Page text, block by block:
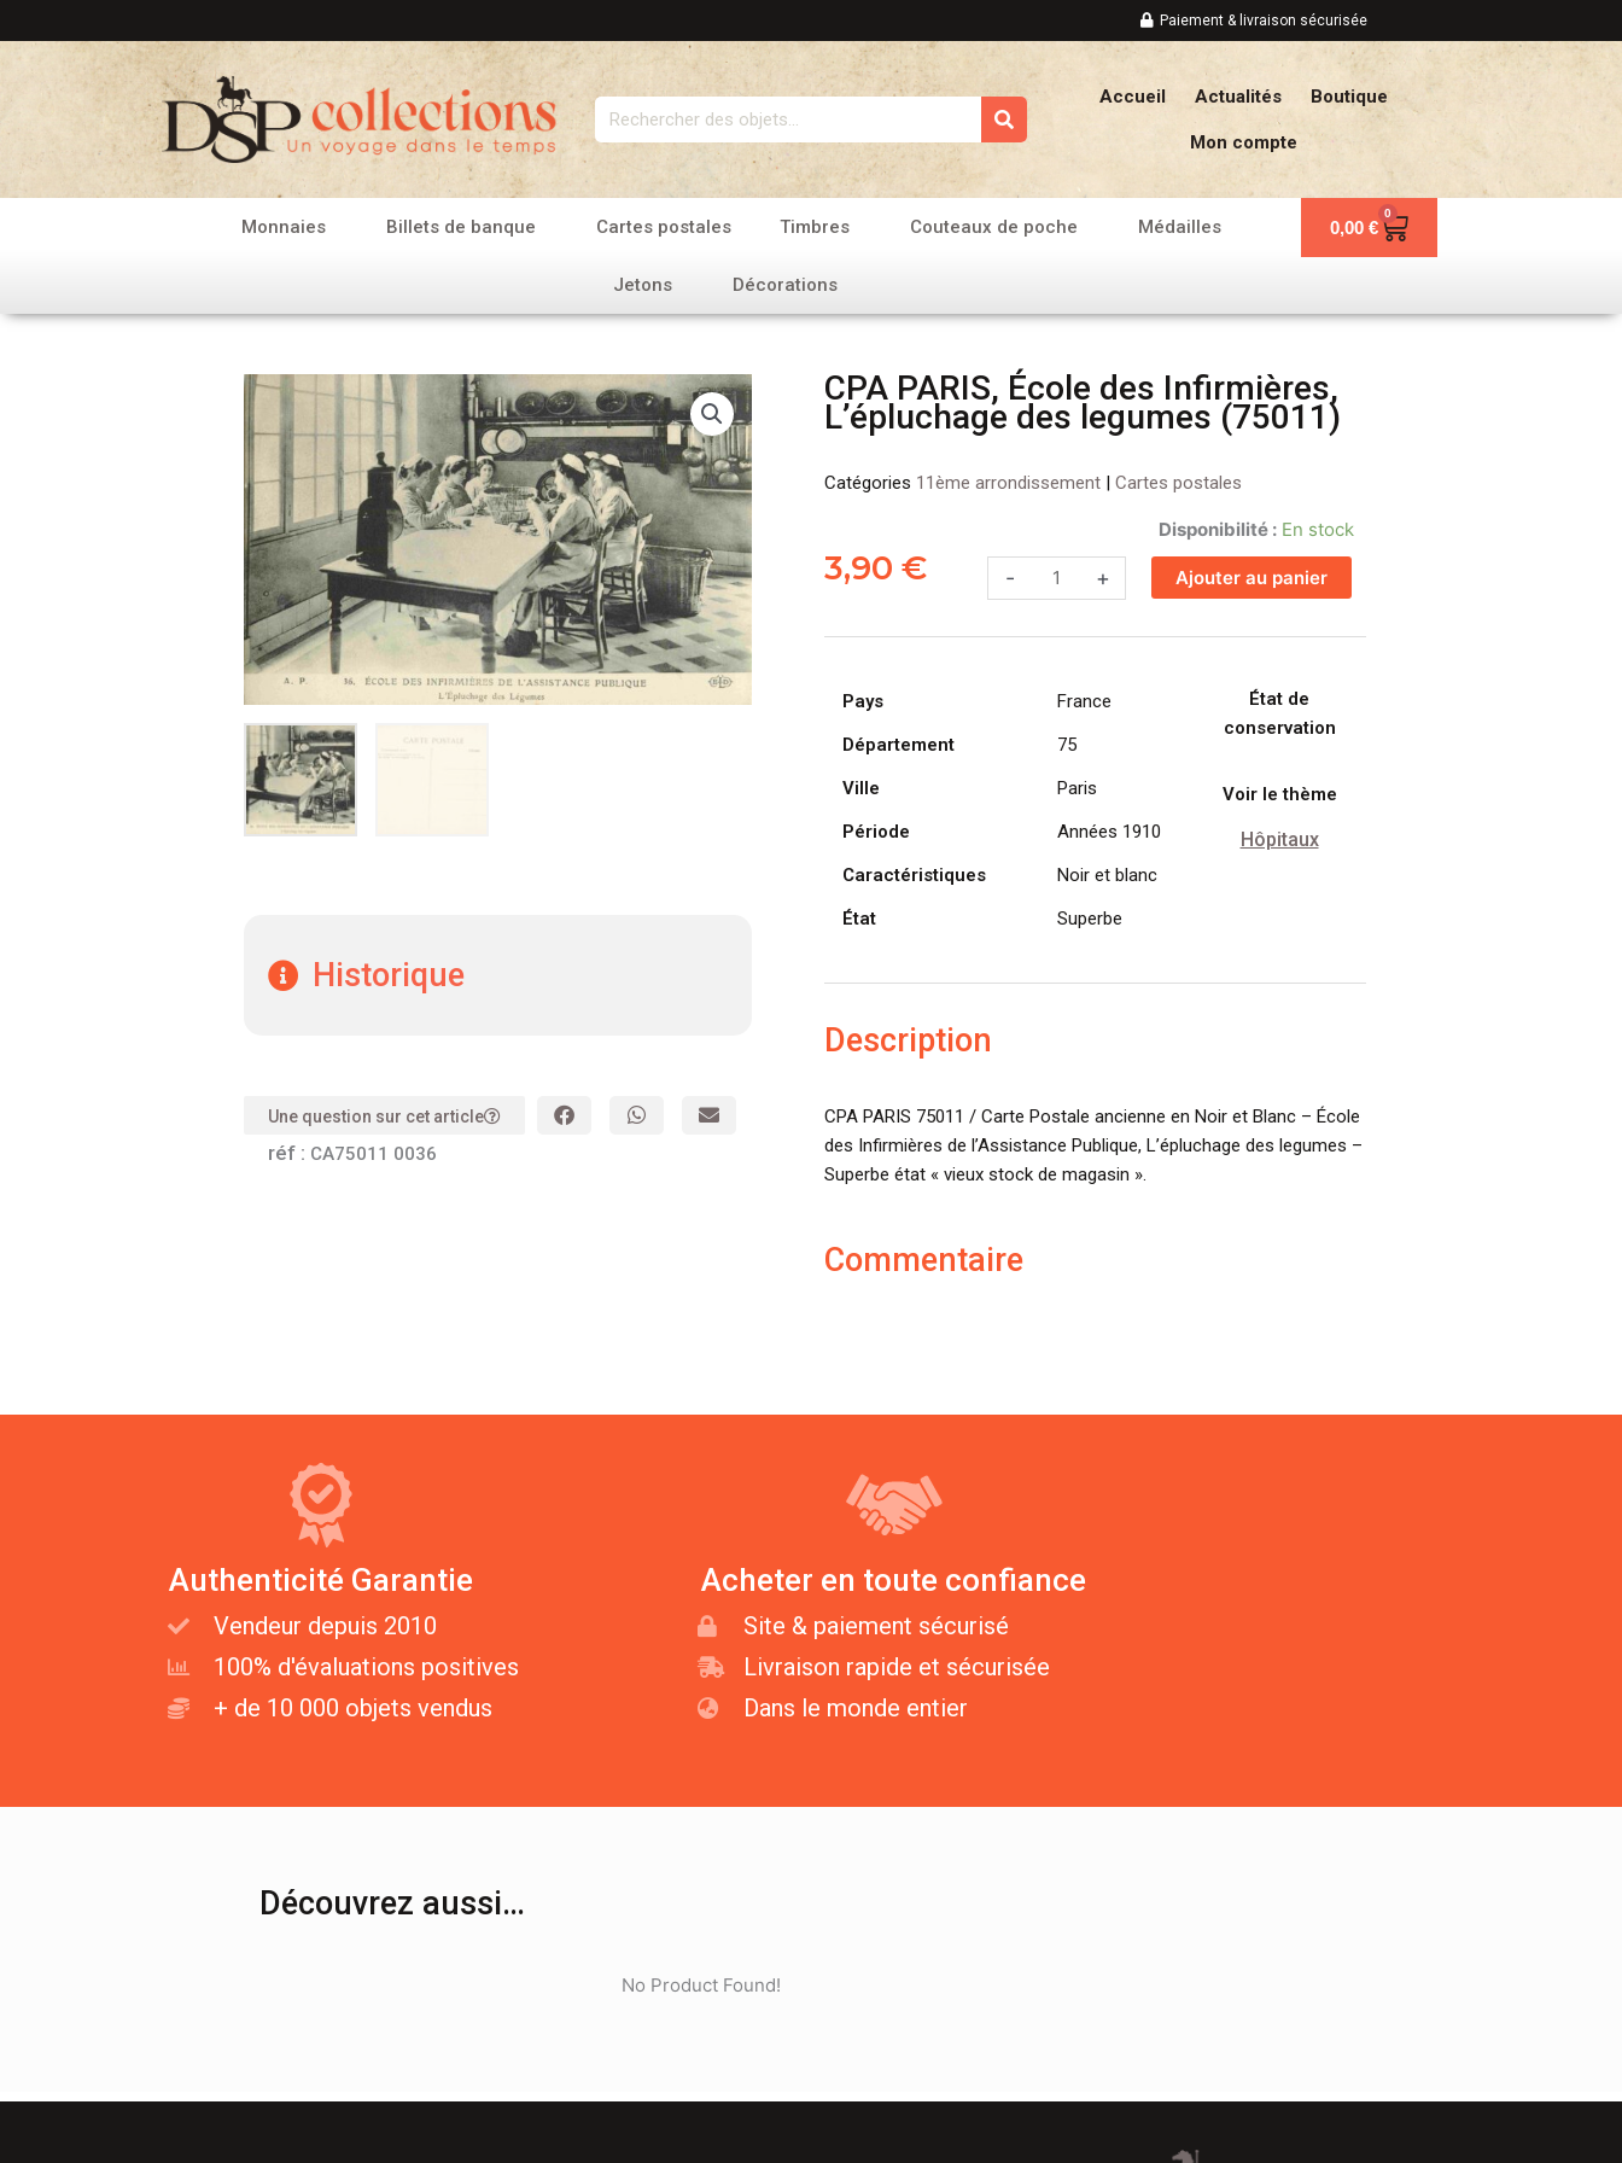
au
contenu
Paiement & livraison sécurisée
Rechercher
Accueil Actualités Boutique
Mon compte
Monnaies Billets de banque Cartes postales Timbres Couteaux de poche Médailles
Jetons Décorations
0,00 €
0
Panier
Historique
Une question sur cet article
réf : CA75011 0036
CPA PARIS, École des Infirmières,
L’épluchage des legumes (75011)
Catégories 11ème arrondissement| Cartes postales
3,90 €
Disponibilité : En stock
-
de
CPA
École
Infirmières,
legumes
+ Ajouter au panier
Pays
France
Département
75
Ville
Paris
Période
Années 1910
Caractéristiques
Noir et blanc
État
Superbe
État de
conservation
Voir le thème
Hôpitaux
Description
CPA PARIS 75011 / Carte Postale ancienne en Noir et Blanc – École
des Infirmières de l’Assistance Publique, L’épluchage des legumes –
Superbe état « vieux stock de magasin ».
Commentaire
Authenticité Garantie
Vendeur depuis 2010
100% d'évaluations positives
+ de 10 000 objets vendus
Acheter en toute confiance
Site & paiement sécurisé
Livraison rapide et sécurisée
Dans le monde entier
Découvrez aussi…
No Product Found!